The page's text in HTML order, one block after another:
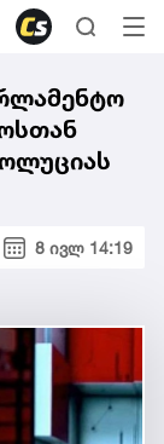
8 ივლ 14:19